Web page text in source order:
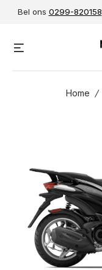
Skip
content
Bel ons 0299-820158
Home /